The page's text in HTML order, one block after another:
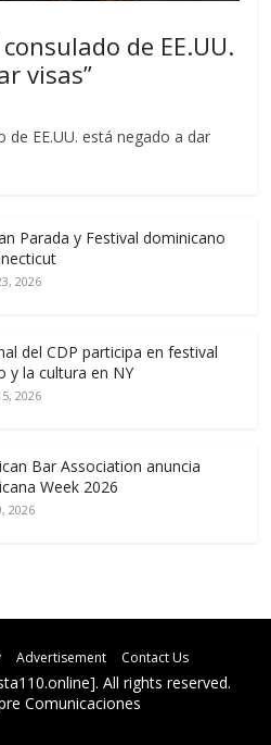
de EE.UU.
visas”
de EE.UU. está negado a dar
Parada y Festival dominicano
2026
del CDP participa en festival
y la cultura en NY
2026
Bar Association anuncia
Week 2026
2026
Advertisement Contact Us
All rights reserved.
Comunicaciones